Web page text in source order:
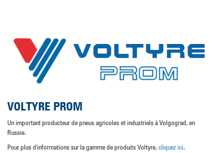
VOLTYRE PROM
Un important producteur de pneus agricoles et industriels à Volgograd, en
Russie.
Pour plus d'informations sur la gamme de produits Voltyre, cliquez ici.